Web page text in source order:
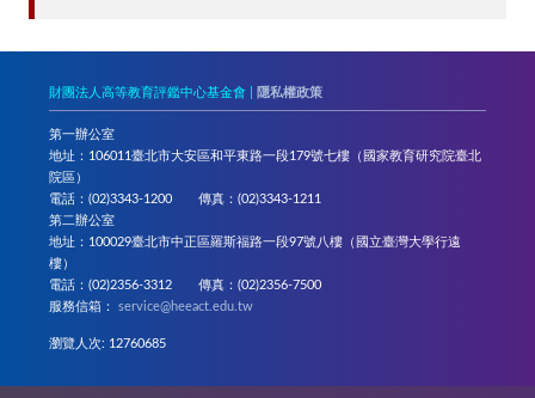
財團法人高等教育評鑑中心基金會 | 隱私權政策
第一辦公室
地址：106011臺北市大安區和平東路一段179號七樓（國家教育研究院臺北
院區）
電話：(02)3343-1200 傳真：(02)3343-1211
第二辦公室
地址：100029臺北市中正區羅斯福路一段97號八樓（國立臺灣大學行遠
樓）
電話：(02)2356-3312 傳真：(02)2356-7500
服務信箱：service@heeact.edu.tw
瀏覽人次: 12760685